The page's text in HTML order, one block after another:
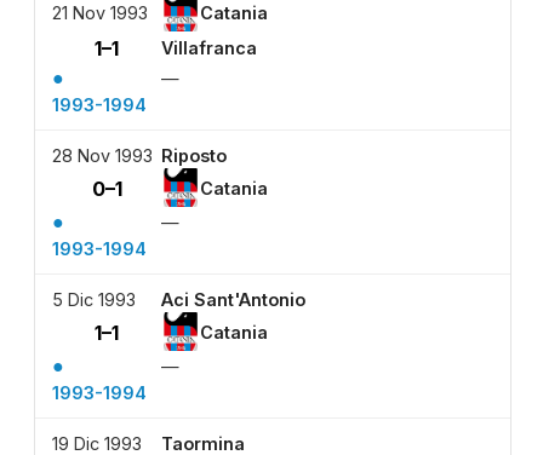
21 Nov 1993 Catania
1–1 Villafranca
●
—
1993-1994
28 Nov 1993 Riposto
0–1 Catania
●
—
1993-1994
5 Dic 1993 Aci Sant'Antonio
1–1 Catania
●
—
1993-1994
19 Dic 1993 Taormina